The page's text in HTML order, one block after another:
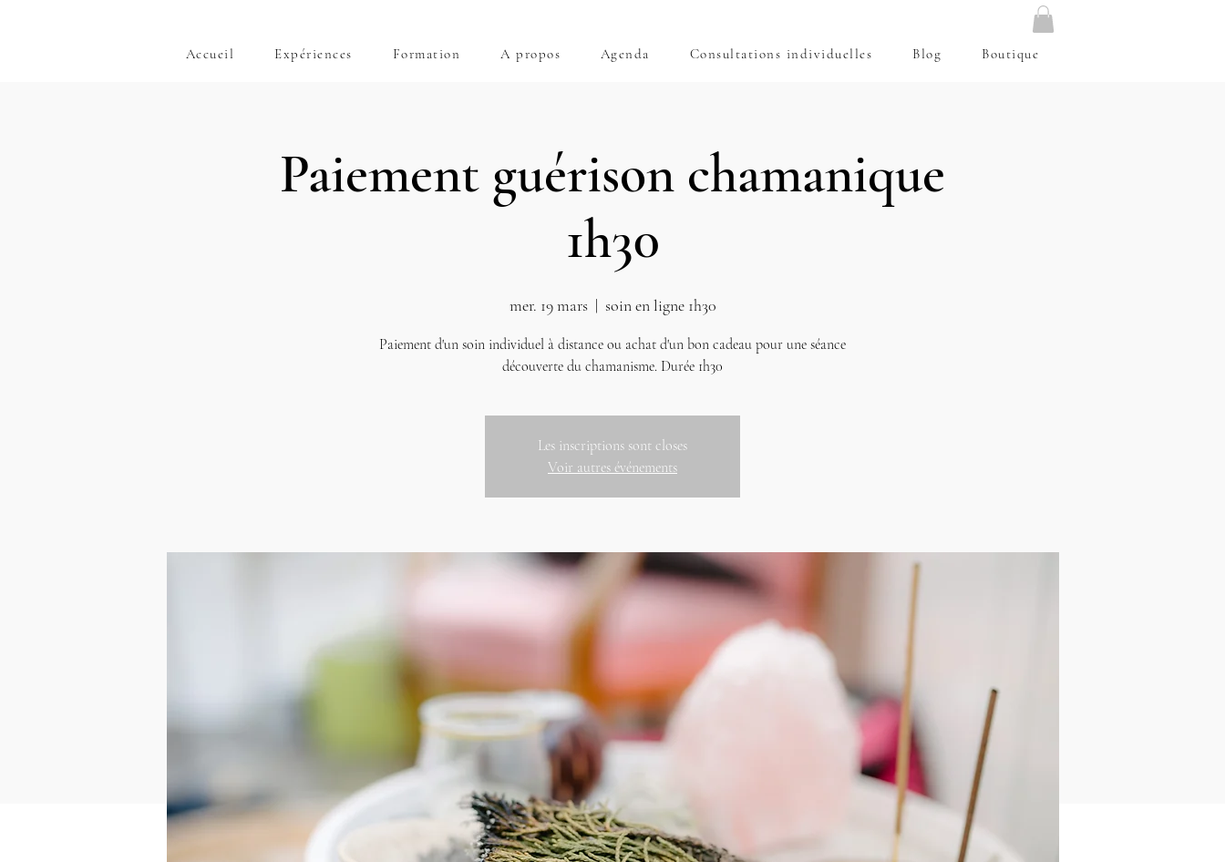
Accueil Expériences Formation A propos Agenda Consultations individuelles Blog Boutique
Paiement guérison chamanique
1h30
mer. 19 mars
  |
soin en ligne 1h30
Paiement d'un soin individuel à distance ou achat d'un bon cadeau pour une séance
découverte du chamanisme. Durée 1h30
Les inscriptions sont closes
Voir autres événements